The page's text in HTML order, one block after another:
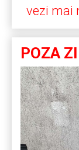
vezi mai
POZA